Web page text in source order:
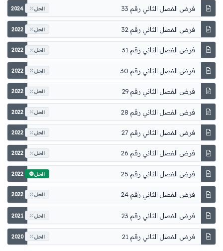
فرض الفصل الثاني رقم 33 2024 الحل
فرض الفصل الثاني رقم 32 2022 الحل
فرض الفصل الثاني رقم 31 2022 الحل
فرض الفصل الثاني رقم 30 2022 الحل
فرض الفصل الثاني رقم 29 2022 الحل
فرض الفصل الثاني رقم 28 2022 الحل
فرض الفصل الثاني رقم 27 2022 الحل
فرض الفصل الثاني رقم 26 2022 الحل
فرض الفصل الثاني رقم 25 2022 الحل
فرض الفصل الثاني رقم 24 2022 الحل
فرض الفصل الثاني رقم 23 2021 الحل
فرض الفصل الثاني رقم 21 2020 الحل